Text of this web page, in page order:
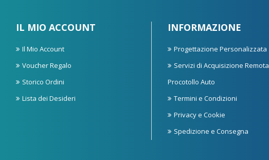
IL MIO ACCOUNT
Il Mio Account
Voucher Regalo
Storico Ordini
Lista dei Desideri
INFORMAZIONE
Progettazione Personalizzata
Servizi di Acquisizione Remota
Procotollo Auto
Termini e Condizioni
Privacy e Cookie
Spedizione e Consegna